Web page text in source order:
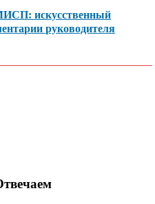
искусственный
руководителя